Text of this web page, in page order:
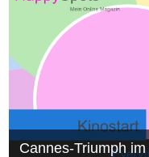
Cannes-Triumph